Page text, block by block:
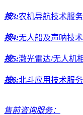
按3:农机导航技术服务
按4:无人船及声呐技
按5:激光雷达/无人机
按6:北斗应用技术服务
售前咨询服务：